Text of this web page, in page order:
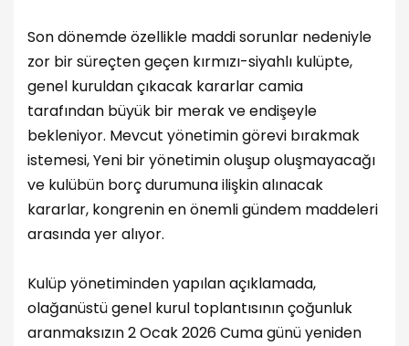
Son dönemde özellikle maddi sorunlar nedeniyle
zor bir süreçten geçen kırmızı-siyahlı kulüpte,
genel kuruldan çıkacak kararlar camia
tarafından büyük bir merak ve endişeyle
bekleniyor. Mevcut yönetimin görevi bırakmak
istemesi, Yeni bir yönetimin oluşup oluşmayacağı
ve kulübün borç durumuna ilişkin alınacak
kararlar, kongrenin en önemli gündem maddeleri
arasında yer alıyor.
Kulüp yönetiminden yapılan açıklamada,
olağanüstü genel kurul toplantısının çoğunluk
aranmaksızın 2 Ocak 2026 Cuma günü yeniden